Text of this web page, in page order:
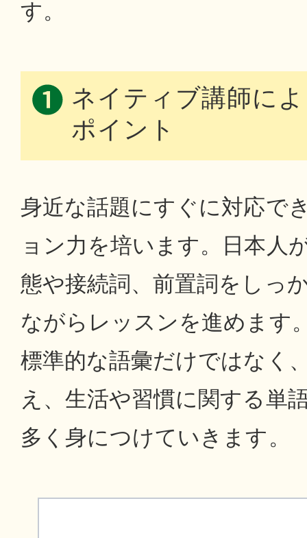
す。
ネイティブ講師に
ポイント
身近な話題にすぐに対応で
ョン力を培います。日本人
態や接続詞、前置詞をしっ
ながらレッスンを進めます
標準的な語彙だけではなく
え、生活や習慣に関する単
多く身につけていきます。